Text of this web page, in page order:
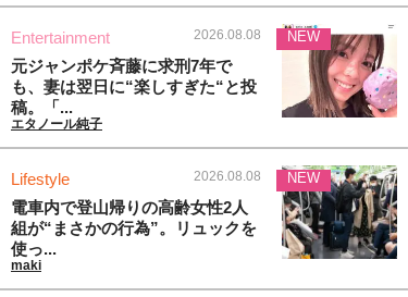
Entertainment 2026.08.08
元ジャンポケ斉藤に求刑7年で
も、妻は翌日に“楽しすぎた“と投
稿。「...
エタノール純子
NEW
Lifestyle 2026.08.08
電車内で登山帰りの高齢女性2人
組が“まさかの行為”。リュックを
使っ...
maki
NEW